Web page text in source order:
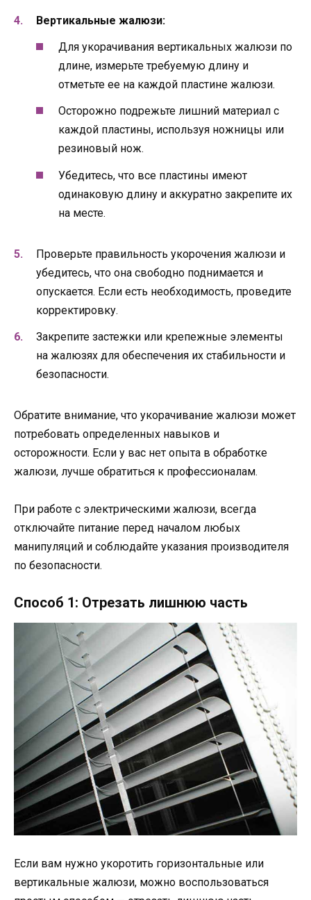
Вертикальные жалюзи:
Для укорачивания вертикальных жалюзи по
длине, измерьте требуемую длину и
отметьте ее на каждой пластине жалюзи.
Осторожно подрежьте лишний материал с
каждой пластины, используя ножницы или
резиновый нож.
Убедитесь, что все пластины имеют
одинаковую длину и аккуратно закрепите их
на месте.
Проверьте правильность укорочения жалюзи и
убедитесь, что она свободно поднимается и
опускается. Если есть необходимость, проведите
корректировку.
Закрепите застежки или крепежные элементы
на жалюзях для обеспечения их стабильности и
безопасности.
Обратите внимание, что укорачивание жалюзи может
потребовать определенных навыков и
осторожности. Если у вас нет опыта в обработке
жалюзи, лучше обратиться к профессионалам.
При работе с электрическими жалюзи, всегда
отключайте питание перед началом любых
манипуляций и соблюдайте указания производителя
по безопасности.
Способ 1: Отрезать лишнюю часть
Если вам нужно укоротить горизонтальные или
вертикальные жалюзи, можно воспользоваться